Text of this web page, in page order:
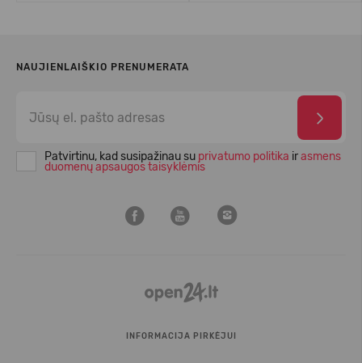
NAUJIENLAIŠKIO PRENUMERATA
Patvirtinu, kad susipažinau su privatumo politika irasmens
duomenų apsaugos taisyklėmis
INFORMACIJA PIRKĖJUI